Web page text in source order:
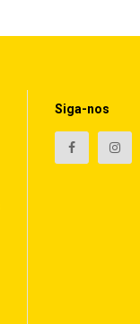
Siga-nos